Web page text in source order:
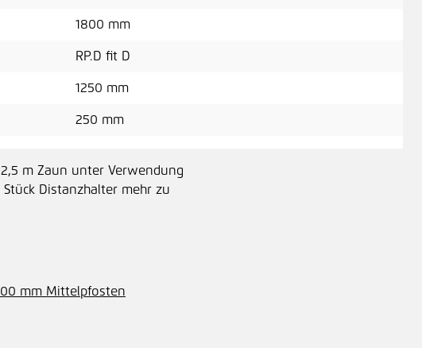
1800 mm
RP.D fit D
1250 mm
250 mm
m Zaun unter Verwendung
Distanzhalter mehr zu
mm Mittelpfosten